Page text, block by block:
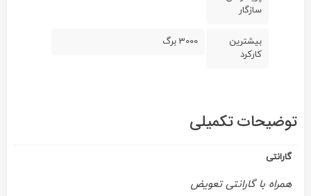
سازگار
بیشترین
کارکرد
3000 برگ
توضیحات تکمیلی
گارانتی
همراه با گارانتی تعویض